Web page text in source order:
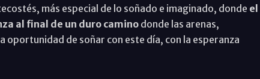
más especial de lo soñado e imaginado, donde el
al final de un duro caminodonde las arenas,
oportunidad de soñar con este día, con la esperanza